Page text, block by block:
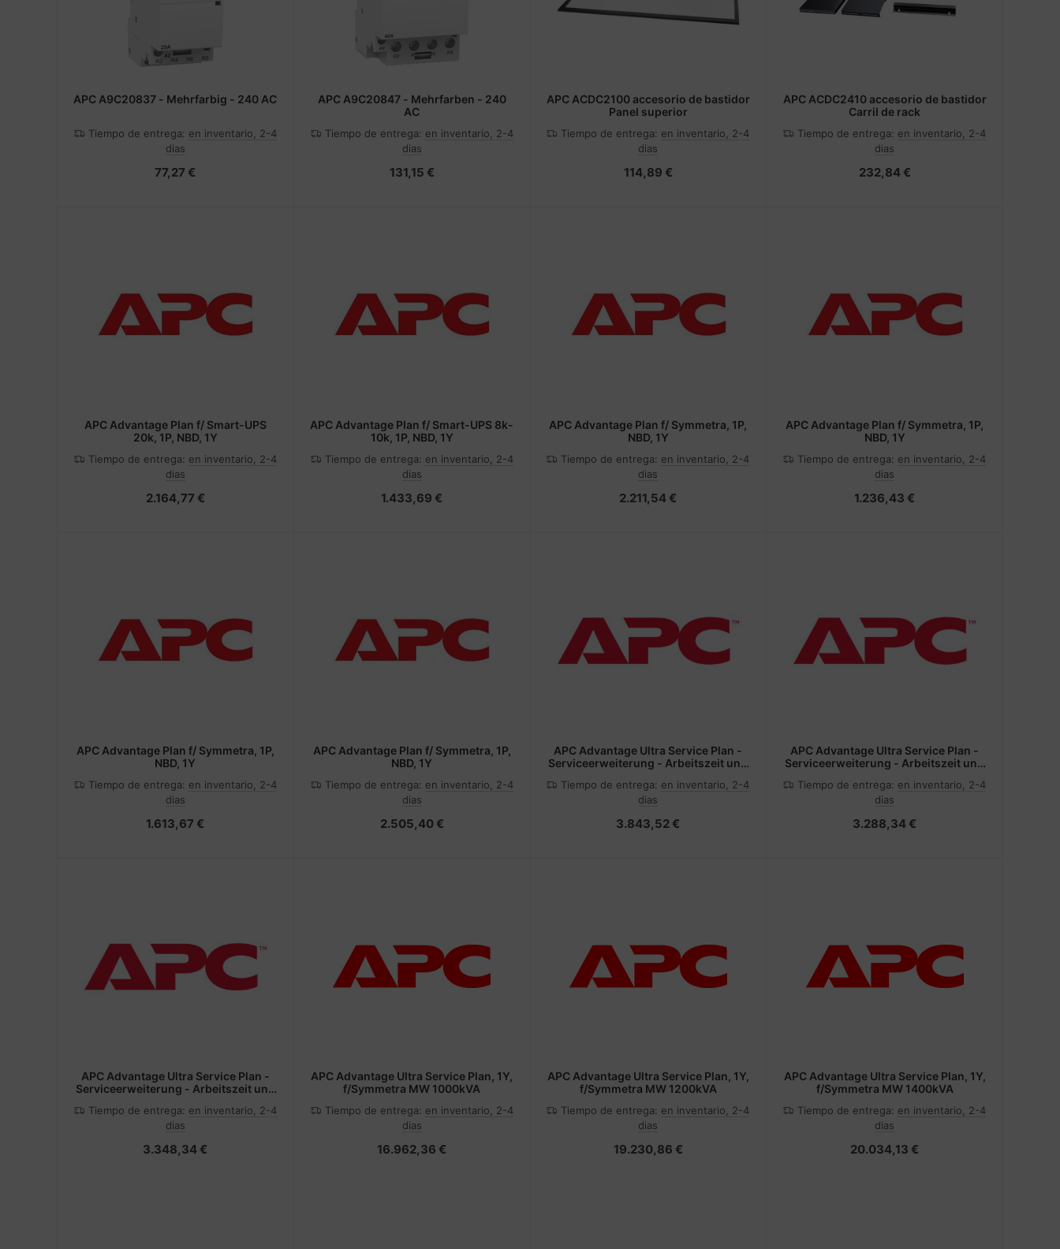
APC A9C20837 - Mehrfarbig - 240 AC
Tiempo de entrega: en inventario, 2-4
dias
77,27 €
APC A9C20847 - Mehrfarben - 240
AC
Tiempo de entrega: en inventario, 2-4
dias
131,15 €
APC ACDC2100 accesorio de bastidor
Panel superior
Tiempo de entrega: en inventario, 2-4
dias
114,89 €
APC ACDC2410 accesorio de bastidor
Carril de rack
Tiempo de entrega: en inventario, 2-4
dias
232,84 €
APC Advantage Plan f/ Smart-UPS
20k, 1P, NBD, 1Y
Tiempo de entrega: en inventario, 2-4
dias
2.164,77 €
APC Advantage Plan f/ Smart-UPS 8k-
10k, 1P, NBD, 1Y
Tiempo de entrega: en inventario, 2-4
dias
1.433,69 €
APC Advantage Plan f/ Symmetra, 1P,
NBD, 1Y
Tiempo de entrega: en inventario, 2-4
dias
2.211,54 €
APC Advantage Plan f/ Symmetra, 1P,
NBD, 1Y
Tiempo de entrega: en inventario, 2-4
dias
1.236,43 €
APC Advantage Plan f/ Symmetra, 1P,
NBD, 1Y
Tiempo de entrega: en inventario, 2-4
dias
1.613,67 €
APC Advantage Plan f/ Symmetra, 1P,
NBD, 1Y
Tiempo de entrega: en inventario, 2-4
dias
2.505,40 €
APC Advantage Ultra Service Plan -
Serviceerweiterung - Arbeitszeit und
Tiempo de entrega: en inventario, 2-4
dias
3.843,52 €
APC Advantage Ultra Service Plan -
Serviceerweiterung - Arbeitszeit und
Tiempo de entrega: en inventario, 2-4
dias
3.288,34 €
APC Advantage Ultra Service Plan -
Serviceerweiterung - Arbeitszeit und
480 V)
Tiempo de entrega: en inventario, 2-4
dias
3.348,34 €
APC Advantage Ultra Service Plan, 1Y,
f/Symmetra MW 1000kVA
Tiempo de entrega: en inventario, 2-4
dias
16.962,36 €
APC Advantage Ultra Service Plan, 1Y,
f/Symmetra MW 1200kVA
Tiempo de entrega: en inventario, 2-4
dias
19.230,86 €
APC Advantage Ultra Service Plan, 1Y,
f/Symmetra MW 1400kVA
Tiempo de entrega: en inventario, 2-4
dias
20.034,13 €